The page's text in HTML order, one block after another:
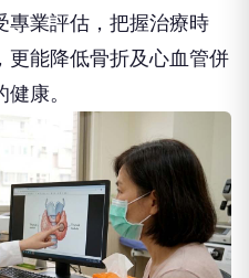
專業評估，把握治療時
更能降低骨折及心血管併
康。